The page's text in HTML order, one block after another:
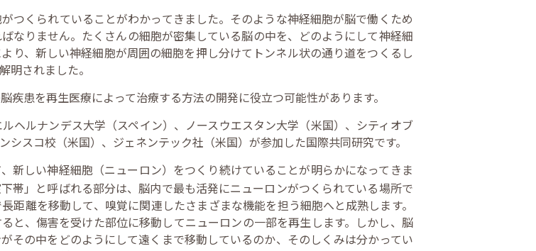
つくられていることがわかってきました。そのような神経細胞が脳で働くため
なりません。たくさんの細胞が密集している脳の中を、どのようにして神経細
り、新しい神経細胞が周囲の細胞を押し分けてトンネル状の通り道をつくるし
明されました。
患を再生医療によって治療する方法の開発に役立つ可能性があります。
ヘルナンデス大学（スペイン）、ノースウエスタン大学（米国）、シティオブ
スコ校（米国）、ジェネンテック社（米国）が参加した国際共同研究です。
新しい神経細胞（ニューロン）をつくり続けていることが明らかになってきま
帯」と呼ばれる部分は、脳内で最も活発にニューロンがつくられている場所で
距離を移動して、嗅覚に関連したさまざまな機能を担う細胞へと成熟します。
と、傷害を受けた部位に移動してニューロンの一部を再生します。しかし、脳
その中をどのようにして遠くまで移動しているのか、そのしくみは分かってい